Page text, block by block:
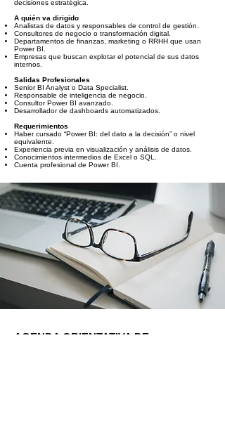
decisiones estratégica.
A quién va dirigido
Analistas de datos y responsables de control de gestión.
Consultores de negocio o transformación digital.
Departamentos de finanzas, marketing o RRHH que usan
Power BI.
Empresas que buscan explotar el potencial de sus datos
internos.
Salidas Profesionales
Senior BI Analyst o Data Specialist.
Responsable de inteligencia de negocio.
Consultor Power BI avanzado.
Desarrollador de dashboards automatizados.
Requerimientos
Haber cursado “Power BI: del dato a la decisión” o nivel
equivalente.
Experiencia previa en visualización y análisis de datos.
Conocimientos intermedios de Excel o SQL.
Cuenta profesional de Power BI.
AGENDA ORIENTATIVA DE